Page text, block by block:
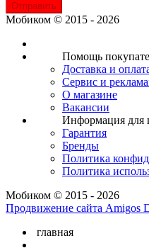
Отправить
Мобиком © 2015 - 2026
Помощь
Доставка и
Сервис и
О магазине
Вакансии
Информация для
Гарантия
Бренды
Политика
Политика
Мобиком © 2015 - 2026
Продвижение сайта Amigos
главная